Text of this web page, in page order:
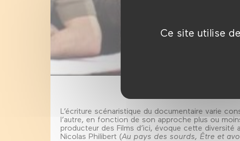
Ce site utilise
L’écriture scénaristique du documentaire varie
l’autre, en fonction de son approche plus ou
producteur des Films d’ici, évoque cette
Nicolas Philibert (Au pays des sourds, Être et